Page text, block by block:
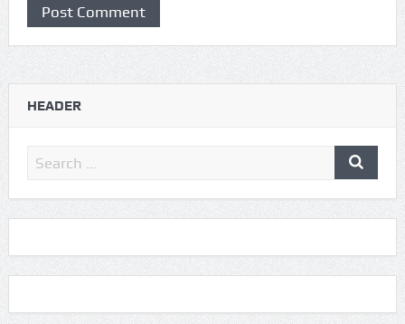
HEADER